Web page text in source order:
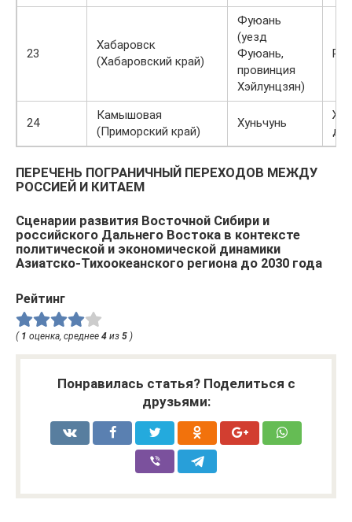
23
Хабаровск
(Хабаровский край)
Фуюань
(уезд
Фуюань,
провинция
Хэйлунцзян)
24
Камышовая
(Приморский край)
Хуньчунь
ПЕРЕЧЕНЬ ПОГРАНИЧНЫЙ ПЕРЕХОДОВ МЕЖДУ
РОССИЕЙ И КИТАЕМ
Сценарии развития Восточной Сибири и
российского Дальнего Востока в контексте
политической и экономической динамики
Азиатско-Тихоокеанского региона до 2030 года
Рейтинг
( 1 оценка, среднее 4 из 5 )
Понравилась статья? Поделиться с
друзьями: